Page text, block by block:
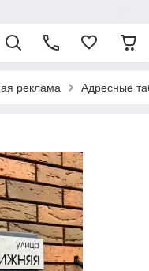
реклама Адресные